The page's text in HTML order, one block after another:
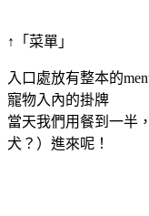
↑「菜單」
入口處放有整本的
寵物入內的掛牌
當天我們用餐到一半
犬？）進來呢！